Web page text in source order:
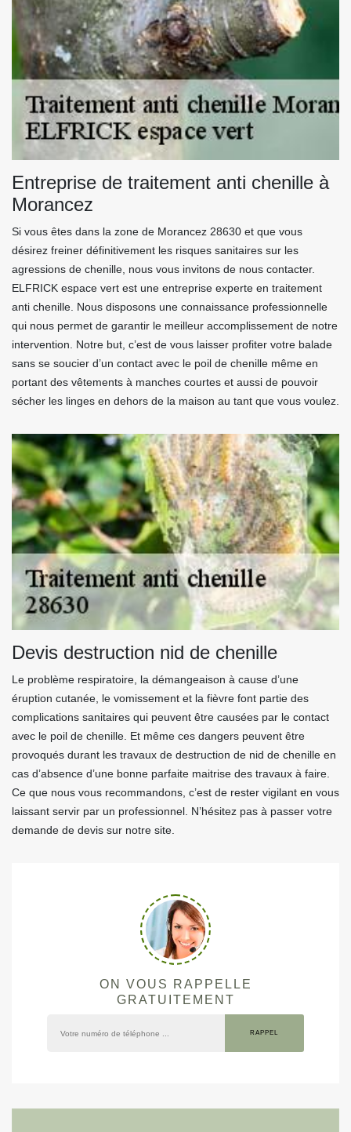
Entreprise de traitement anti chenille à
Morancez
Si vous êtes dans la zone de Morancez 28630 et que vous
désirez freiner définitivement les risques sanitaires sur les
agressions de chenille, nous vous invitons de nous contacter.
ELFRICK espace vert est une entreprise experte en traitement
anti chenille. Nous disposons une connaissance professionnelle
qui nous permet de garantir le meilleur accomplissement de notre
intervention. Notre but, c’est de vous laisser profiter votre balade
sans se soucier d’un contact avec le poil de chenille même en
portant des vêtements à manches courtes et aussi de pouvoir
sécher les linges en dehors de la maison au tant que vous voulez.
Devis destruction nid de chenille
Le problème respiratoire, la démangeaison à cause d’une
éruption cutanée, le vomissement et la fièvre font partie des
complications sanitaires qui peuvent être causées par le contact
avec le poil de chenille. Et même ces dangers peuvent être
provoqués durant les travaux de destruction de nid de chenille en
cas d’absence d’une bonne parfaite maitrise des travaux à faire.
Ce que nous vous recommandons, c’est de rester vigilant en vous
laissant servir par un professionnel. N’hésitez pas à passer votre
demande de devis sur notre site.
ON VOUS RAPPELLE
GRATUITEMENT